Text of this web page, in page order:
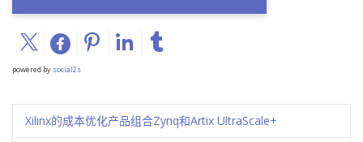
powered by social2s
Xilinx的成本优化产品组合Zynq和Artix UltraScale+